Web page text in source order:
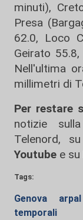
minuti),
Presa
62.0, Loco
Geirato
Nell'ultima
millimetri di
Per restare
notizie
Telenord, su
Youtube e su
Tags:
Genova arpal
temporali